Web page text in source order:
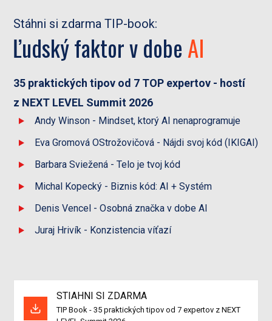
Stáhni si zdarma TIP-book:
Ľudský faktor v dobe AI
35 praktických tipov od 7 TOP expertov - hostí
z NEXT LEVEL Summit 2026
Andy Winson - Mindset, ktorý AI nenaprogramuje
Eva Gromová OStrožovičová - Nájdi svoj kód (IKIGAI)
Barbara Sviežená - Telo je tvoj kód
Michal Kopecký - Biznis kód: AI + Systém
Denis Vencel - Osobná značka v dobe AI
Juraj Hrivík - Konzistencia víťazí
STIAHNI SI ZDARMA
TIP Book - 35 praktických tipov od 7 expertov z NEXT